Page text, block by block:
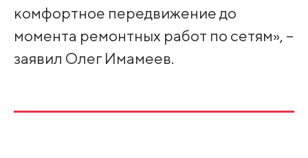
комфортное передвижение до
момента ремонтных работ по сетям», –
заявил Олег Имамеев.